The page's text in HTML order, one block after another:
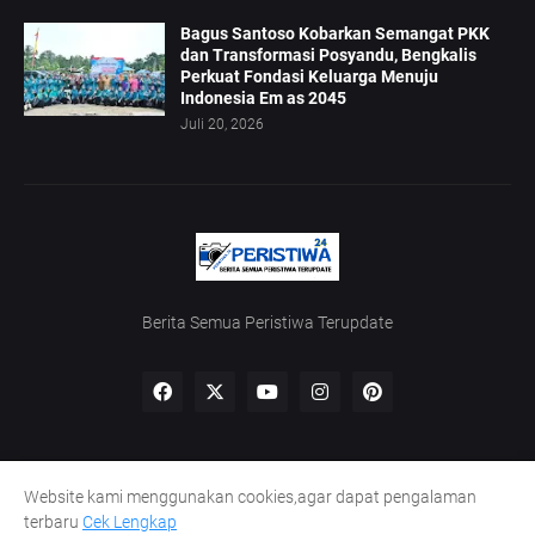
Bagus Santoso Kobarkan Semangat PKK
dan Transformasi Posyandu, Bengkalis
Perkuat Fondasi Keluarga Menuju
Indonesia Em as 2045
Juli 20, 2026
Berita Semua Peristiwa Terupdate
Home Redaksi UU Pers Kode Etik
Pedoman Siber
Lowongan Wartawan
Website kami menggunakan cookies,agar dapat pengalaman
terbaru Cek Lengkap